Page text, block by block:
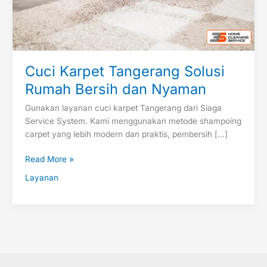
Cuci Karpet Tangerang Solusi
Rumah Bersih dan Nyaman
Gunakan layanan cuci karpet Tangerang dari Siaga
Service System. Kami menggunakan metode shampoing
carpet yang lebih modern dan praktis, pembersih […]
Read More »
Layanan